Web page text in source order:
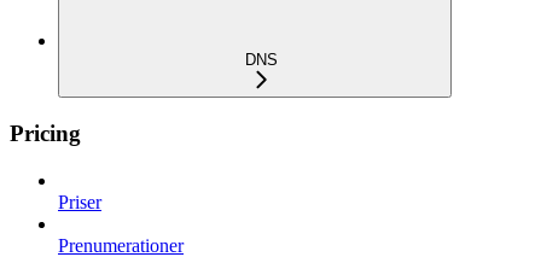
DNS
Pricing
Priser
Prenumerationer